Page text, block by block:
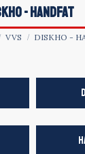
- HANDFAT
VVS DISKHO -